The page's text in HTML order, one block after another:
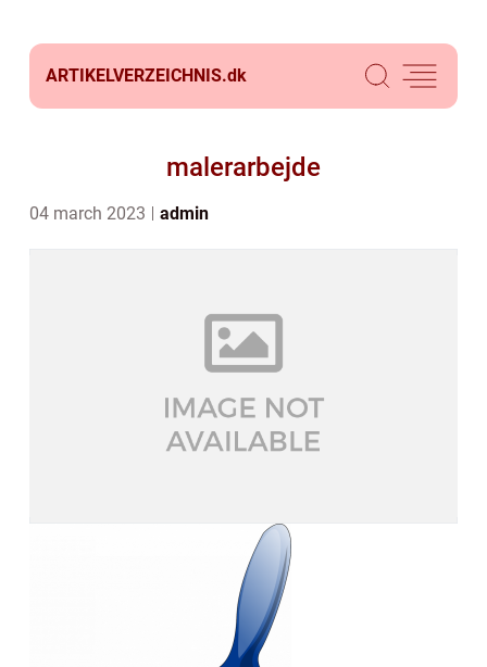
ARTIKELVERZEICHNIS.dk
malerarbejde
04 march 2023 admin